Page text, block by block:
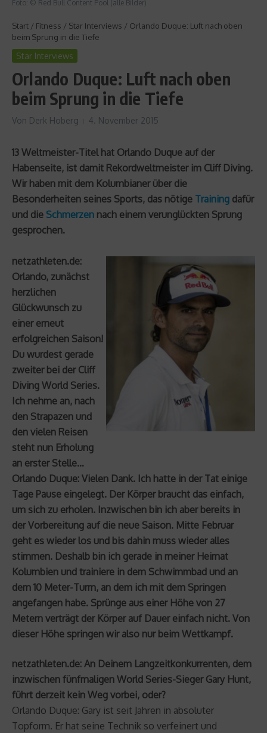
Foto: © Red Bull Content Pool (alle Bilder)
Start / Fitness / Star Interviews / Orlando Duque: Luft nach oben
beim Sprung in die Tiefe
Star Interviews
Orlando Duque: Luft nach oben
beim Sprung in die Tiefe
Von Derk Hoberg 4. November 2015
13 Weltmeister-Titel hat Orlando Duque auf der
Habenseite, ist damit Rekordweltmeister im Cliff Diving.
Wir haben mit dem Kolumbianer über die
Besonderheiten seines Sports, das nötige Training dafür
und die Schmerzen nach einem verunglückten Sprung
gesprochen.
netzathleten.de:
Orlando, zunächst
herzlichen
Glückwunsch zu
einer erneut
erfolgreichen Saison!
Du wurdest gerade
zweiter bei der Cliff
Diving World Series.
Ich nehme an, nach
den Strapazen und
den vielen Reisen
steht nun Erholung
an erster Stelle…
Orlando Duque: Vielen Dank. Ich hatte in der Tat einige
Tage Pause eingelegt. Der Körper braucht das einfach,
um sich zu erholen. Inzwischen bin ich aber bereits in
der Vorbereitung auf die neue Saison. Mitte Februar
geht es wieder los und bis dahin muss wieder alles
stimmen. Deshalb bin ich gerade in meiner Heimat
Kolumbien und trainiere in dem Schwimmbad und an
dem 10 Meter-Turm, an dem ich mit dem Springen
angefangen habe. Sprünge aus einer Höhe von 27
Metern verträgt der Körper auf Dauer einfach nicht. Von
dieser Höhe springen wir also nur beim Wettkampf.
netzathleten.de: An Deinem Langzeitkonkurrenten, dem
inzwischen fünfmaligen World Series-Sieger Gary Hunt,
führt derzeit kein Weg vorbei, oder?
Orlando Duque: Gary ist seit Jahren in absoluter
Topform. Er hat seine Technik so verfeinert und